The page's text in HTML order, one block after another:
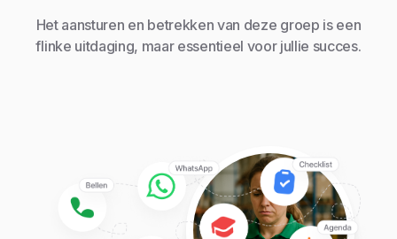
Het aansturen en betrekken van deze groep is een
flinke uitdaging, maar essentieel voor jullie succes.